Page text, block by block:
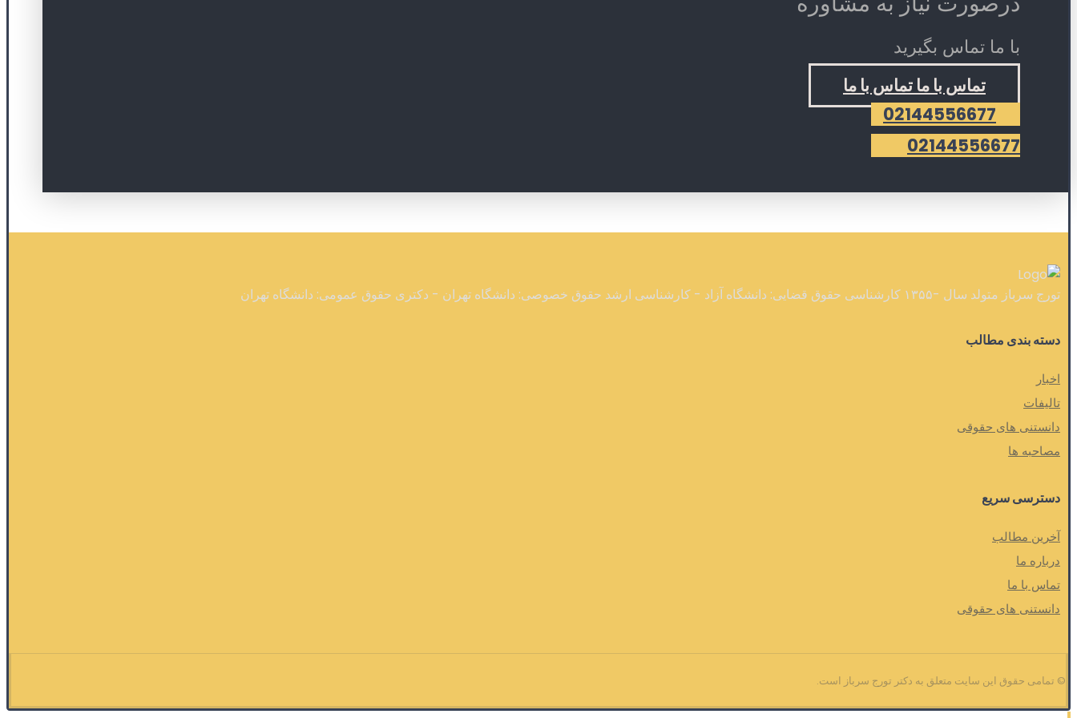
با ما تماس بگیرید
تماس با ما تماس با ما
02144556677
02144556677
تورج سرباز متولد سال -۱۳۵۵ کارشناسی حقوق قضایی: دانشگاه آزاد - کارشناسی ارشد حقوق خصوصی: دانشگاه تهران - دکتری حقوق عمومی: دانشگاه تهران
دسته بندی مطالب
اخبار
تالیفات
دانستنی های حقوقی
مصاحبه ها
دسترسی سریع
آخرین مطالب
درباره ما
تماس با ما
دانستنی های حقوقی
© تمامی حقوق این سایت متعلق به دکتر تورج سرباز است.